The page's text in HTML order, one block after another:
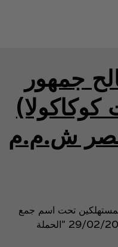
جمهور
ش.م.م
تحت اسم جمع
وإكسب تيشيرت كوكاكولا والتي تبدأ من 01/01/2024 وتظل سارية حتي 29/02/2024 "الحملة